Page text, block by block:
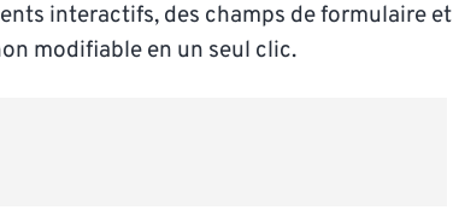
interactifs, des champs de formulaire et
modifiable en un seul clic.